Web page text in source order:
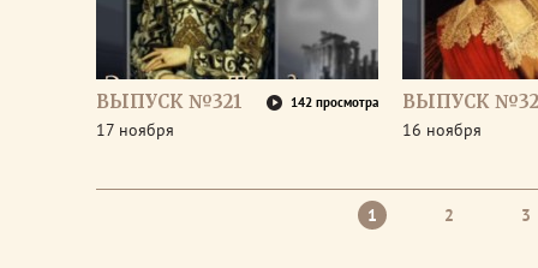
ВЫПУСК №321 142 просмотра
17 ноября
ВЫПУСК
16 ноября
1 2 3